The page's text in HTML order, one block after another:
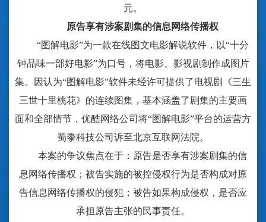
元。
原告享有涉案剧集的信息网络传播权
“图解电影”为一款在线图文电影解说软件，以“十分
钟品味一部好电影”为口号，将电影、影视剧制作成图片
集。因认为“图解电影”软件未经许可提供了电视剧《三生
三世十里桃花》的连续图集，基本涵盖了剧集的主要画
面和全部情节，优酷网络公司将“图解电影”平台的运营方
蜀黍科技公司诉至北京互联网法院。
本案的争议焦点在于：原告是否享有涉案剧集的信
息网络传播权；被告实施的被控侵权行为是否构成对原
告信息网络传播权的侵犯；被告如果构成侵权，是否应
承担原告主张的民事责任。